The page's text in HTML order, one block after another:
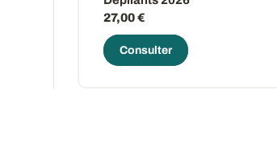
27,00 €
Consulter